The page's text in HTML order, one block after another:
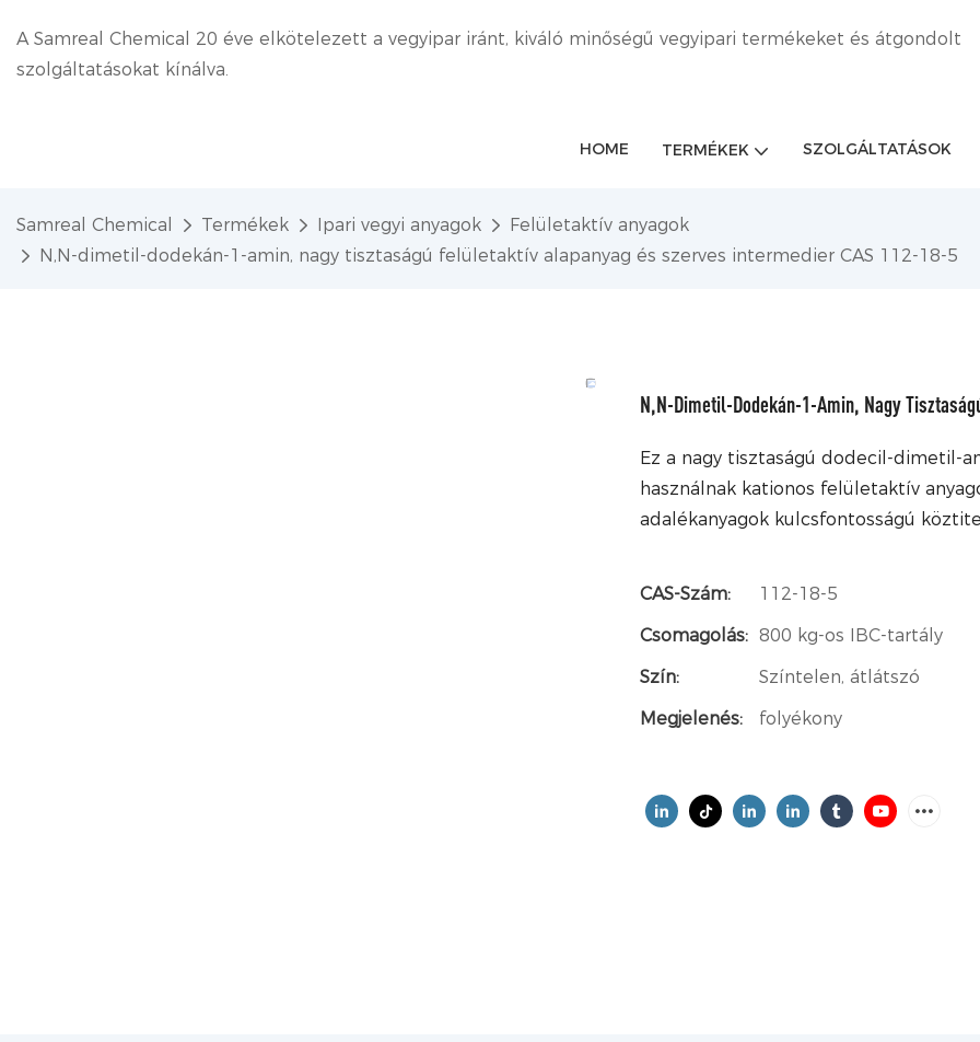
A Samreal Chemical 20 éve elkötelezett a vegyipar iránt, kiváló minőségű vegyipari termékeket és átgondolt
szolgáltatásokat kínálva.
HOME TERMÉKEK SZOLGÁLTATÁSOK
Samreal Chemical Termékek Ipari vegyi anyagok
Felületaktív anyagok
N,N-dimetil-dodekán-1-amin, nagy tisztaságú felületaktív alapanyag és szerves intermedier CAS 112-18-5
N,N-Dimetil-Dodekán-1-Amin, Nagy
Ez a nagy tisztaságú dodecil-dimetil-
használnak kationos felületaktív
adalékanyagok kulcsfontosságú
CAS-Szám:
112-18-5
Csomagolás: 800 kg-os IBC-tartály
Szín:
Színtelen, átlátszó
Megjelenés:
folyékony